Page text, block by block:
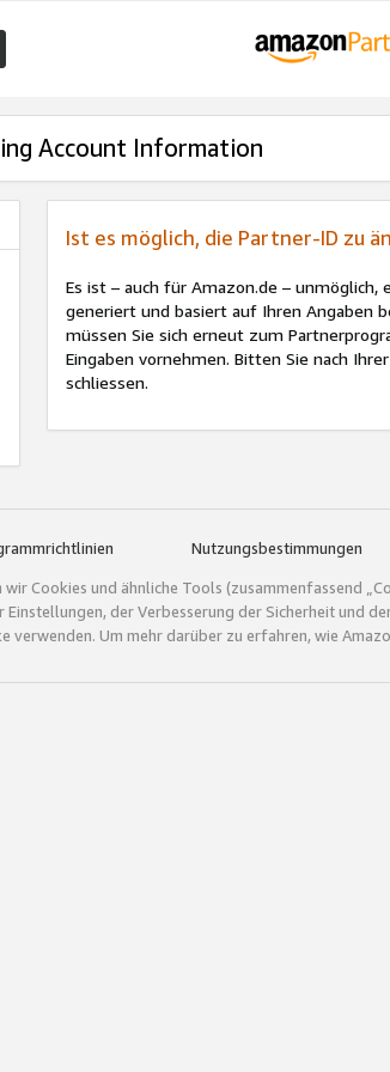
Account Information
Ist es möglich, die Partner-ID zu
Es ist – auch für Amazon.de –
generiert und basiert auf Ihren Angaben
müssen Sie sich erneut zum
Eingaben vornehmen. Bitten Sie nach
schliessen.
Nutzungsbestimmungen
Cookies und ähnliche Tools (zusammenfassend
der Verbesserung der Sicherheit und
verwenden. Um mehr darüber zu erfahren, wie